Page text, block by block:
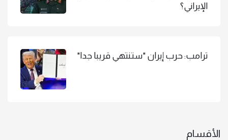
الإيراني؟
ترامب: حرب إيران "ستنتهي قريبا جدا"
الأقسام